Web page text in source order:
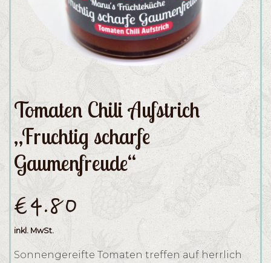
Tomaten Chili Aufstrich
„Fruchtig scharfe
Gaumenfreude“
€4.80
inkl. MwSt.
Sonnengereifte Tomaten treffen auf herrlich